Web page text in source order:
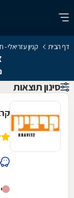
דף הבית קניון עזריאלי -
סינון תוצאות